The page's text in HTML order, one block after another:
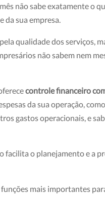
não sabe exatamente o
sua empresa.
qualidade dos serviços,
não sabem nem
controle financeiro
da sua operação,
gastos operacionais, e
facilita o planejamento e a
funções mais importantes